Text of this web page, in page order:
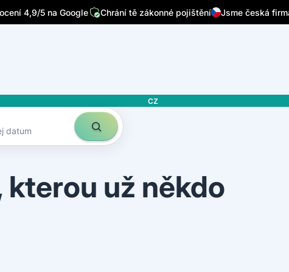
24/7 Píšou o nás přední česká média Sleduje nás 32 tisíc lidí na
CZ
datum
už někdo